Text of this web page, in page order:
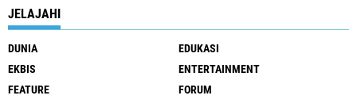
JELAJAHI
DUNIA
EDUKASI
EKBIS
ENTERTAINMENT
FEATURE
FORUM